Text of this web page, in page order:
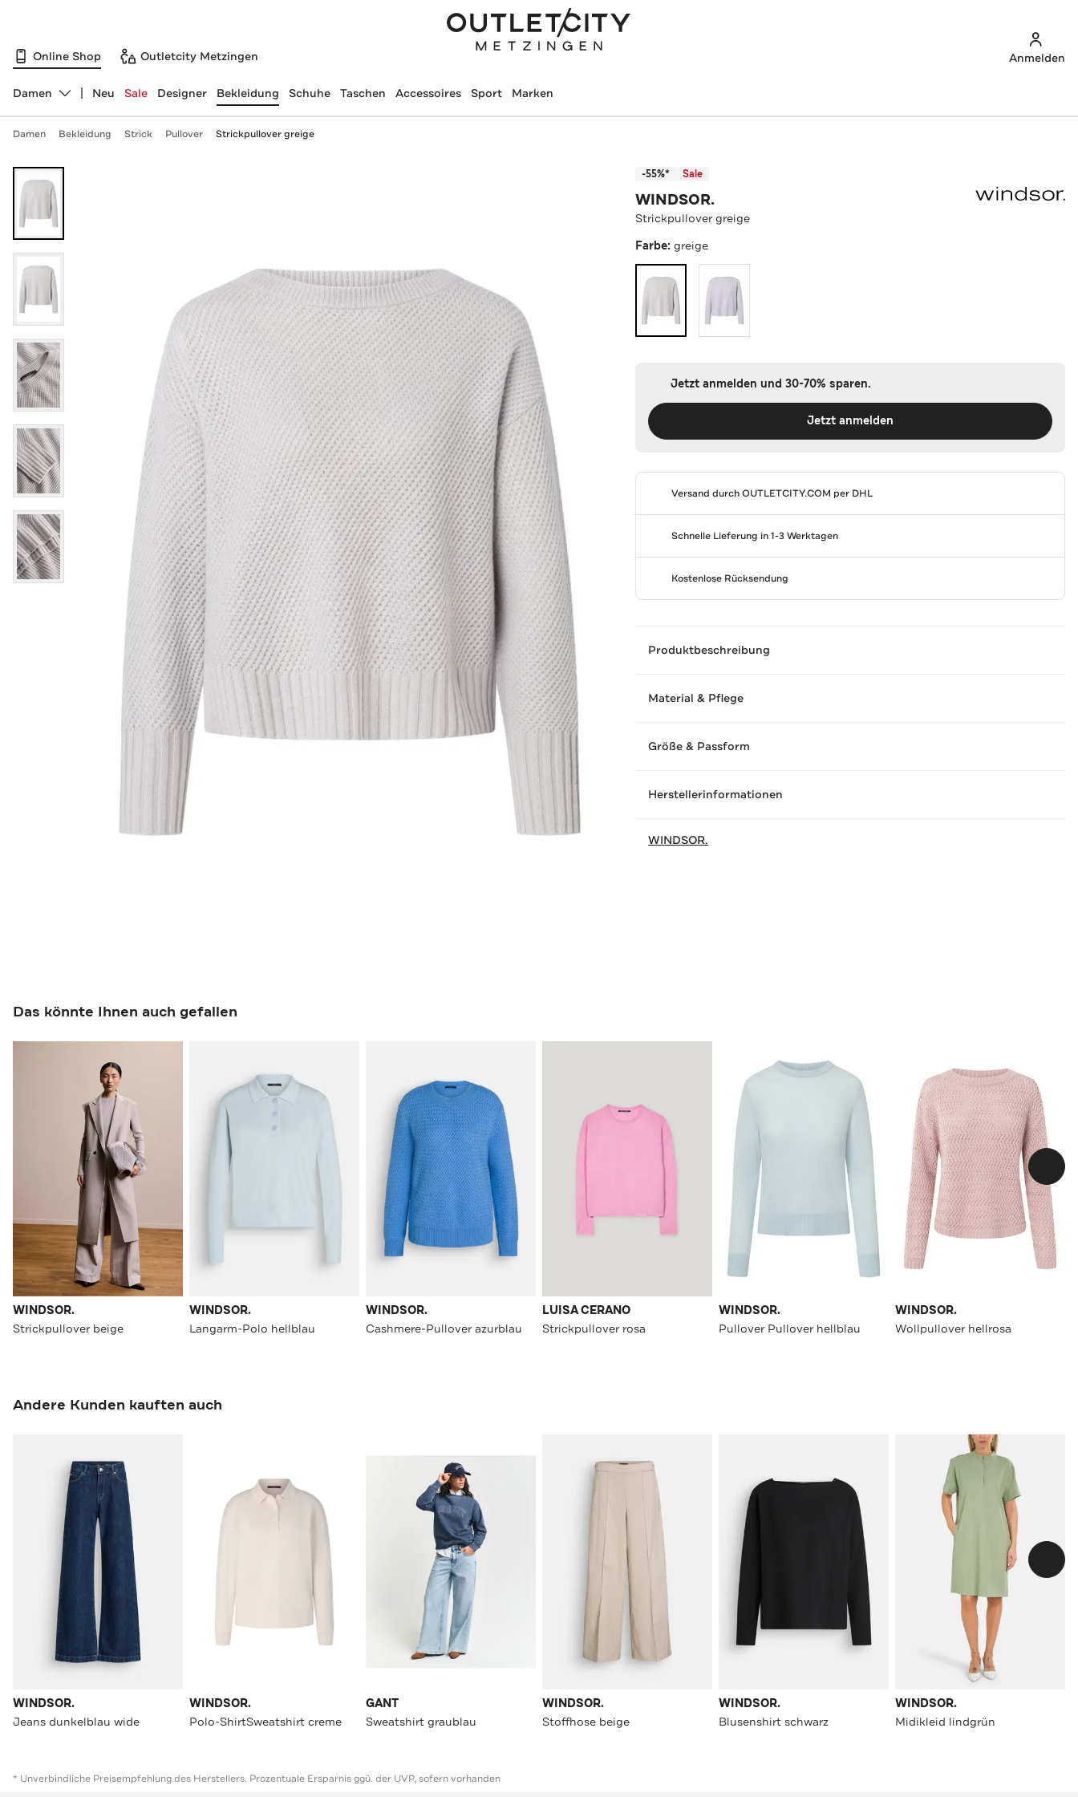
Online Shop Outletcity Metzingen Anmelden
Abteilung ändern, ausgewählt:
Damen Neu Sale Designer Bekleidung Schuhe Taschen Accessoires Sport Marken
Damen Bekleidung Strick Pullover Strickpullover greige
-55%* Sale
WINDSOR.
Strickpullover greige
Farbe:greige
Jetzt anmelden und 30-70% sparen.
Jetzt anmelden
Versand durchOUTLETCITY.COM per DHL
Schnelle Lieferung in 1-3 Werktagen
Kostenlose Rücksendung
Produktbeschreibung
Material & Pflege
Größe & Passform
Herstellerinformationen
WINDSOR.
Das könnte Ihnen auch gefallen
WINDSOR.
Strickpullover beige
WINDSOR.
Langarm-Polo hellblau
WINDSOR.
Cashmere-Pullover azurblau
LUISA CERANO
Strickpullover rosa
WINDSOR.
Pullover Pullover hellblau
WINDSOR.
Wollpullover hellrosa
Andere Kunden kauften auch
WINDSOR.
Jeans dunkelblau wide
WINDSOR.
Polo-ShirtSweatshirt creme
GANT
Sweatshirt graublau
WINDSOR.
Stoffhose beige
WINDSOR.
Blusenshirt schwarz
WINDSOR.
Midikleid lindgrün
* Unverbindliche Preisempfehlung des Herstellers. Prozentuale Ersparnis ggü. der UVP, sofern vorhanden